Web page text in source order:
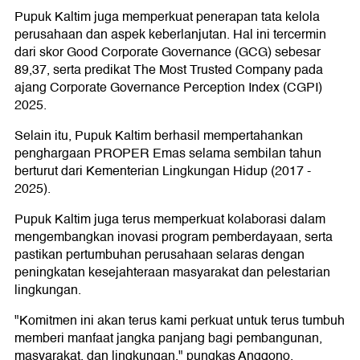
Pupuk Kaltim juga memperkuat penerapan tata kelola
perusahaan dan aspek keberlanjutan. Hal ini tercermin
dari skor Good Corporate Governance (GCG) sebesar
89,37, serta predikat The Most Trusted Company pada
ajang Corporate Governance Perception Index (CGPI)
2025.
Selain itu, Pupuk Kaltim berhasil mempertahankan
penghargaan PROPER Emas selama sembilan tahun
berturut dari Kementerian Lingkungan Hidup (2017 -
2025).
Pupuk Kaltim juga terus memperkuat kolaborasi dalam
mengembangkan inovasi program pemberdayaan, serta
pastikan pertumbuhan perusahaan selaras dengan
peningkatan kesejahteraan masyarakat dan pelestarian
lingkungan.
"Komitmen ini akan terus kami perkuat untuk terus tumbuh
memberi manfaat jangka panjang bagi pembangunan,